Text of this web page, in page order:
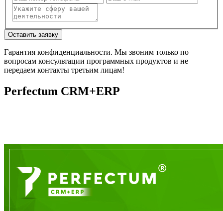
Оcтавить заявку
Гарантия конфиденциальности. Мы звоним только по
вопросам консультации программных продуктов и не
передаем контакты третьим лицам!
Perfectum CRM+ERP